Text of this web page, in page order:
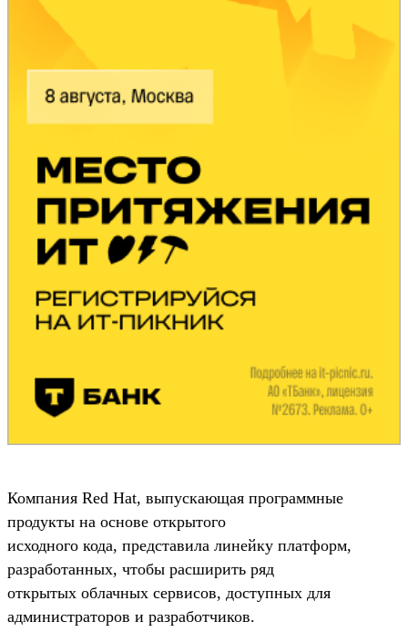
Компания Red Hat, выпускающая программные
продукты на основе открытого
исходного кода, представила линейку платформ,
разработанных, чтобы расширить ряд
открытых облачных сервисов, доступных для
администраторов и разработчиков.